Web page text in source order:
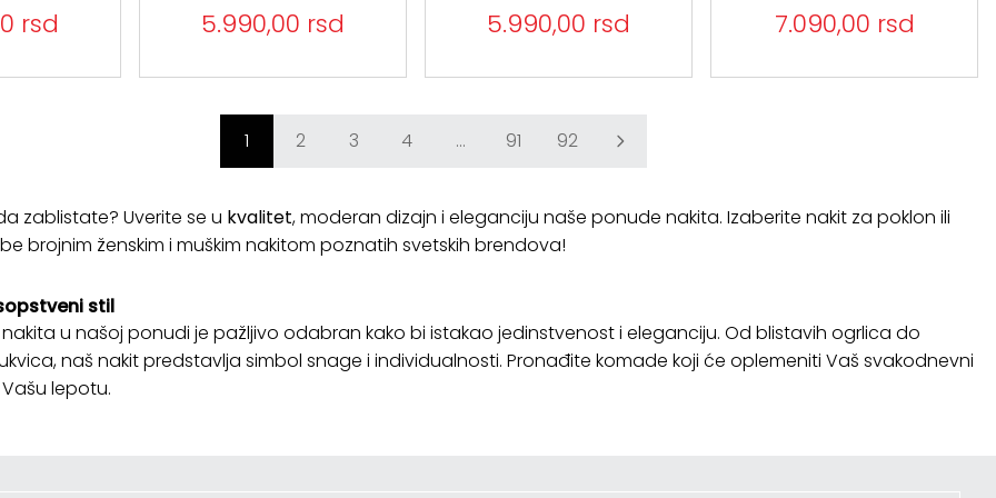
rsd 5.990,00 rsd 5.990,00 rsd 7.090,00 rsd
1 2 3 4 ... 91 92
zablistate? Uverite se u kvalitet, moderan dizajn i eleganciju naše ponude nakita. Izaberite nakit za poklon ili
brojnim ženskim i muškim nakitom poznatih svetskih brendova!
stil
u našoj ponudi je pažljivo odabran kako bi istakao jedinstvenost i eleganciju. Od blistavih ogrlica do
naš nakit predstavlja simbol snage i individualnosti. Pronađite komade koji će oplemeniti Vaš svakodnevni
lepotu.